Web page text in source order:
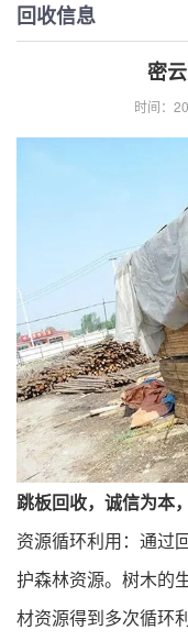
回收信息
密
时间：
跳板回收，诚信为本
资源循环利用：通过
护森林资源。树木的
材资源得到多次循环